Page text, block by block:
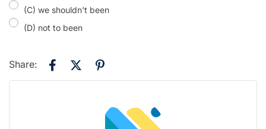
(C) we shouldn't been
(D) not to been
Share: